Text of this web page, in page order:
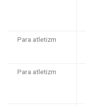
Para atletizm
Para atletizm